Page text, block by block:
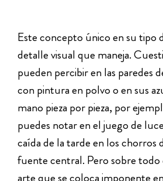
Este concepto único en su tipo
detalle visual que maneja.
pueden percibir en las paredes
con pintura en polvo o en sus
mano pieza por pieza, por
puedes notar en el juego de
caída de la tarde en los chorros
fuente central. Pero sobre todo